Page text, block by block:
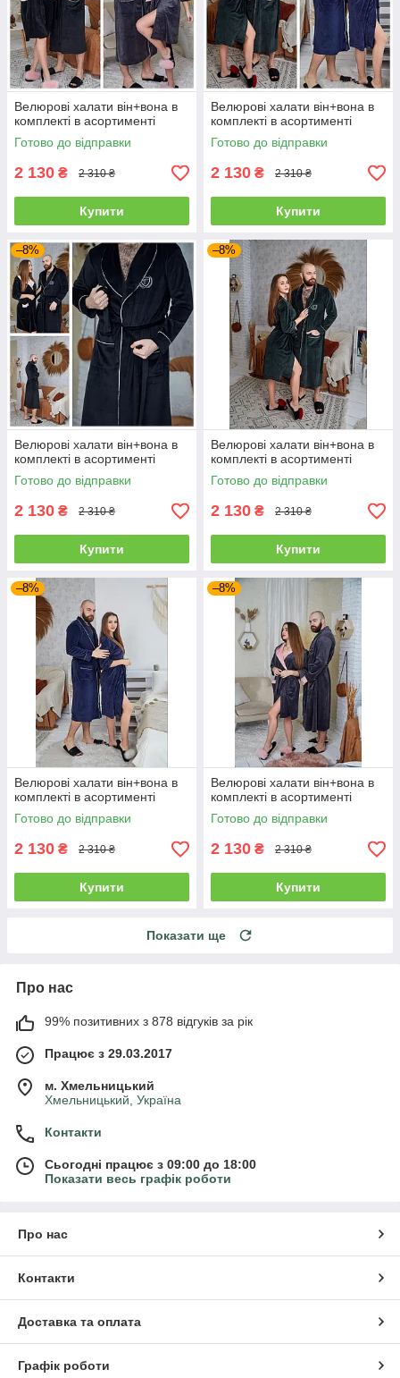
Велюрові халати він+вона в
комплекті в асортименті
Готово до відправки
2 130 ₴ 2 310 ₴
Купити
Велюрові халати він+вона в
комплекті в асортименті
Готово до відправки
2 130 ₴ 2 310 ₴
Купити
–8%
Велюрові халати він+вона в
комплекті в асортименті
Готово до відправки
2 130 ₴ 2 310 ₴
Купити
–8%
Велюрові халати він+вона в
комплекті в асортименті
Готово до відправки
2 130 ₴ 2 310 ₴
Купити
–8%
Велюрові халати він+вона в
комплекті в асортименті
Готово до відправки
2 130 ₴ 2 310 ₴
Купити
–8%
Велюрові халати він+вона в
комплекті в асортименті
Готово до відправки
2 130 ₴ 2 310 ₴
Купити
Показати ще
Про нас
99% позитивних з 878 відгуків за рік
Працює з 29.03.2017
м. Хмельницький
Хмельницький, Україна
Контакти
Сьогодні працює з 09:00 до 18:00
Показати весь графік роботи
Про нас
Контакти
Доставка та оплата
Графік роботи